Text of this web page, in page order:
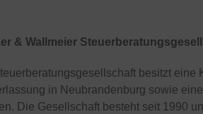
& Wallmeier
besitzt eine
in Neubrandenburg sowie
Die Gesellschaft besteht seit 1990